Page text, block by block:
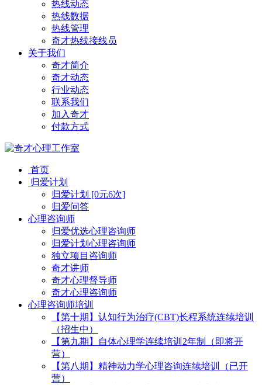
热线动态
热线数据
热线管理
奇才热线接线员
关于我们
奇才简介
奇才动态
行业动态
联系我们
加入奇才
付款方式
首页
归爱计划
归爱计划 [0元6次]
归爱问答
心理咨询师
归爱优选心理咨询师
归爱计划心理咨询师
独立项目咨询师
奇才讲师
奇才心理督导师
奇才心理咨询师
心理咨询师培训
【第十期】认知行为治疗(CBT)长程系统连续培训
（招生中）
【第九期】自体心理学连续培训2年制（即将开
营）
【第八期】精神动力学心理咨询连续培训（已开
营）